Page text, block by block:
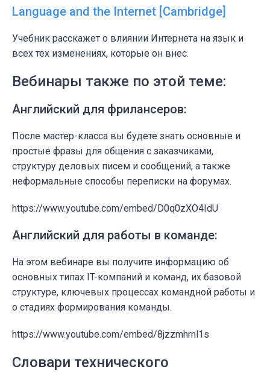
Language and the Internet [Cambridge]
Учебник расскажет о влиянии Интернета на язык и
всех тех изменениях, которые он внес.
Вебинары также по этой теме:
Английский для фрилансеров:
После мастер-класса вы будете знать основные и
простые фразы для общения с заказчиками,
структуру деловых писем и сообщений, а также
неформальные способы переписки на форумах.
https://www.youtube.com/embed/D0q0zXO4IdU
Английский для работы в команде:
На этом вебинаре вы получите информацию об
основных типах IT-компаний и команд, их базовой
структуре, ключевых процессах командной работы и
о стадиях формирования команды.
https://www.youtube.com/embed/8jzzmhrnl1s
Словари технического